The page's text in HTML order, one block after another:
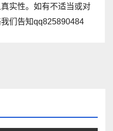
实性。如有不适当或对
们告知qq825890484